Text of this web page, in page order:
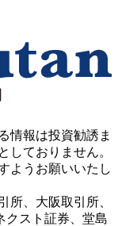
情報は投資勧誘ま
しておりません。
ようお願いいたし
所、大阪取引所、
クスト証券、堂島